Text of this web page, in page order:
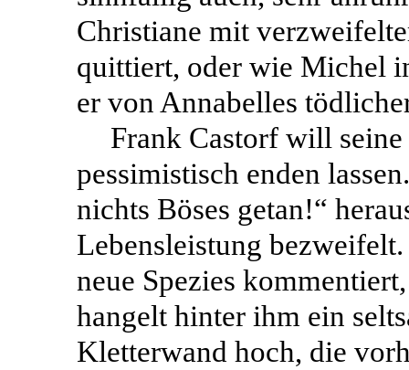
Christiane mit
quittiert, oder wie Michel
er von Annabelles
Frank Castorf will
pessimistisch enden
nichts Böses getan!“
Lebensleistung
neue Spezies
hangelt hinter ihm ein
Kletterwand hoch, die